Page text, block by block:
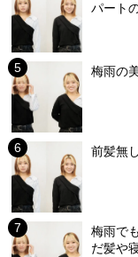
パート
梅雨の
前髪無
梅雨で
だ髪や